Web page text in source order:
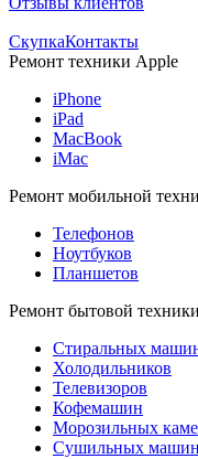
СкупкаКонтакты
Ремонт техники Apple
iPhone
iPad
MacBook
iMac
Ремонт мобильной
Телефонов
Ноутбуков
Планшетов
Ремонт бытовой техники
Стиральных
Холодильников
Телевизоров
Кофемашин
Морозильных
Сушильных машин